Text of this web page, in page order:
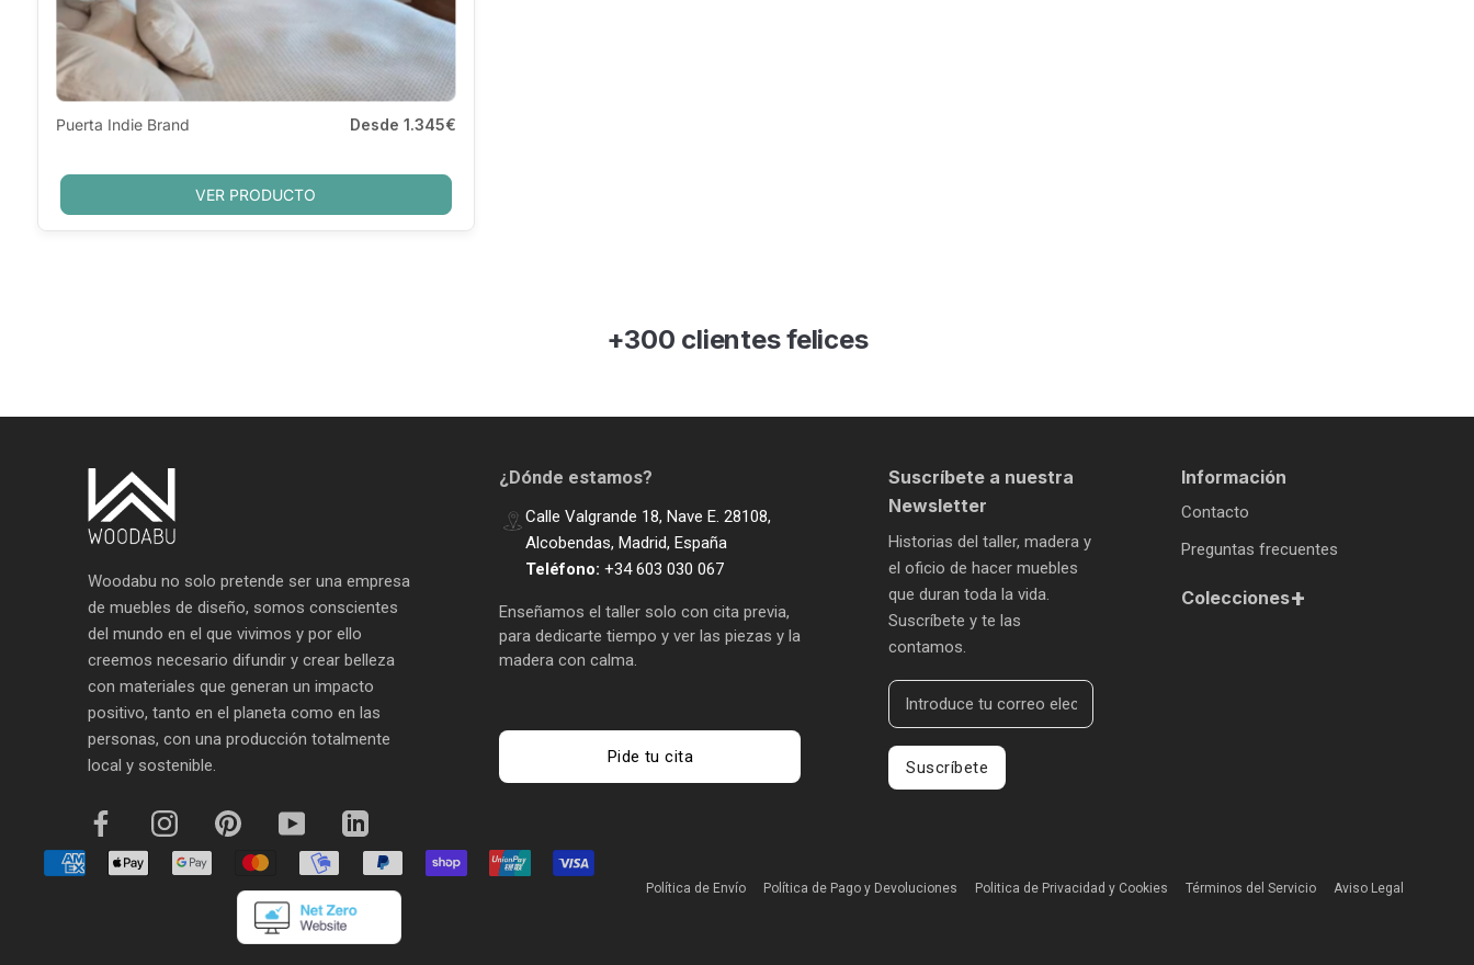
Puerta Indie Brand Desde 1.345€
VER PRODUCTO
+300 clientes felices
Woodabu no solo pretende ser una empresa
de muebles de diseño, somos conscientes
del mundo en el que vivimos y por ello
creemos necesario difundir y crear belleza
con materiales que generan un impacto
positivo, tanto en el planeta como en las
personas, con una producción totalmente
local y sostenible.
¿Dónde estamos?
Calle Valgrande 18, Nave E. 28108,
Alcobendas, Madrid, España
Teléfono: +34 603 030 067
Enseñamos el taller solo con cita previa,
para dedicarte tiempo y ver las piezas y la
madera con calma.
Pide tu cita
Suscríbete a nuestra
Newsletter
Historias del taller, madera y
el oficio de hacer muebles
que duran toda la vida.
Suscríbete y te las
contamos.
Suscríbete
Información
Contacto
Preguntas frecuentes
Colecciones+
Política de Envío Política de Pago y Devoluciones Politica de Privacidad y Cookies Términos del Servicio Aviso Legal